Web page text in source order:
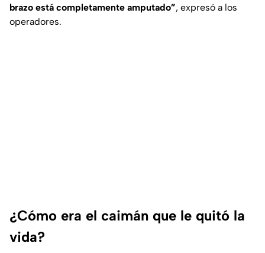
brazo está completamente amputado”, expresó a los
operadores.
¿Cómo era el caimán que le quitó la
vida?